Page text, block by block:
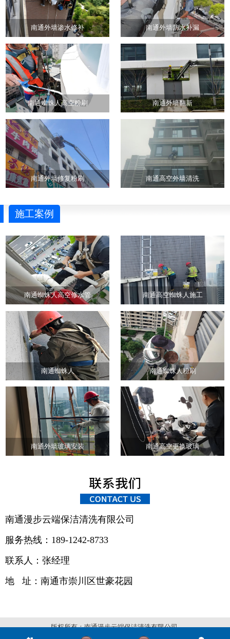
南通外墙渗水修补 南通外墙防水补漏
南通蜘蛛人高空粉刷 南通外墙翻新
南通外墙修复粉刷 南通高空外墙清洗
施工案例
南通蜘蛛人高空修水管 南通高空蜘蛛人施工
南通蜘蛛人 南通蜘蛛人粉刷
南通外墙玻璃安装 南通高空更换玻璃
南通漫步云端保洁清洗有限公司
服务热线：189-1242-8733
联系人：张经理
地 址： 南通市崇川区世豪花园
版权所有：南通漫步云端保洁清洗有限公司